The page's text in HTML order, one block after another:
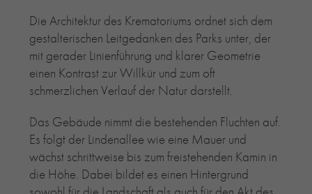
Die Architektur des Krematoriums ordnet sich dem
gestalterischen Leitgedanken des Parks unter, der
mit gerader Linienführung und klarer Geometrie
einen Kontrast zur Willkür und zum oft
schmerzlichen Verlauf der Natur darstellt.
Das Gebäude nimmt die bestehenden Fluchten auf.
Es folgt der Lindenallee wie eine Mauer und
wächst schrittweise bis zum freistehenden Kamin in
die Höhe. Dabei bildet es einen Hintergrund